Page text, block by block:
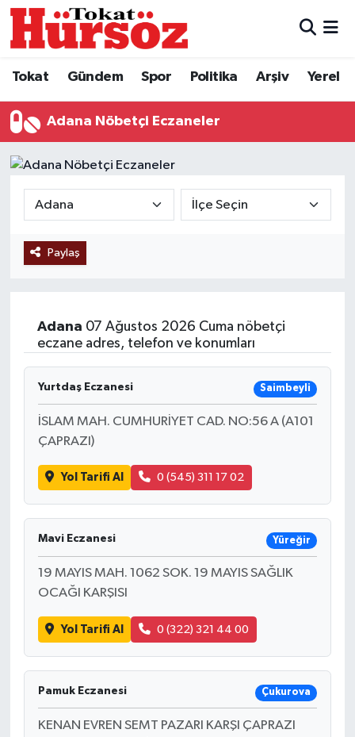
Tokat Gündem Spor Politika Arşiv Yerel
Adana Nöbetçi Eczaneler
Paylaş
Adana 07 Ağustos 2026 Cuma nöbetçi
eczane adres, telefon ve konumları
Yurtdaş Eczanesi Saimbeyli
İSLAM MAH. CUMHURİYET CAD. NO:56 A (A101
ÇAPRAZI)
Yol Tarifi Al 0 (545) 311 17 02
Mavi Eczanesi Yüreğir
19 MAYIS MAH. 1062 SOK. 19 MAYIS SAĞLIK
OCAĞI KARŞISI
Yol Tarifi Al 0 (322) 321 44 00
Pamuk Eczanesi Çukurova
KENAN EVREN SEMT PAZARI KARŞI ÇAPRAZI
Türkiye Gündemi
Gündem
Spor
Politika
Eğitim
Ekonomi
Sağlık
Tokat Haber
Hava Durumu
Tokat Namaz Vakitleri
Süper Lig Puan Durumu ve Fikstür
Tüm Manşetler
Haber Arşivi